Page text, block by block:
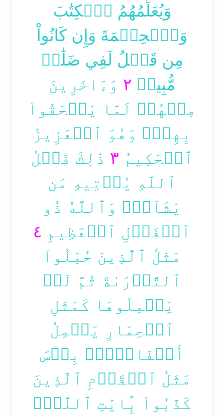
وَيُعَلِّمُهُمُ ٱلۡكِتَٰبَ
وَٱلۡحِكۡمَةَ وَإِن كَانُواْ
مِن قَبۡلُ لَفِي ضَلَٰلٖ
مُّبِينٖ ٢ وَءَاخَرِينَ
مِنۡهُمۡ لَمَّا يَلۡحَقُواْ
بِهِمۡۚ وَهُوَ ٱلۡعَزِيزُ
ٱلۡحَكِيمُ ٣ ذَٰلِكَ فَضۡلُ
ٱللَّهِ يُؤۡتِيهِ مَن
يَشَآءُۚ وَٱللَّهُ ذُو
ٱلۡفَضۡلِ ٱلۡعَظِيمِ ٤
مَثَلُ ٱلَّذِينَ حُمِّلُواْ
ٱلتَّوۡرَىٰةَ ثُمَّ لَمۡ
يَحۡمِلُوهَا كَمَثَلِ
ٱلۡحِمَارِ يَحۡمِلُ
أَسۡفَارَۢاۚ بِئۡسَ
مَثَلُ ٱلۡقَوۡمِ ٱلَّذِينَ
كَذَّبُواْ بِ‍َٔايَٰتِ ٱللَّهِۚ